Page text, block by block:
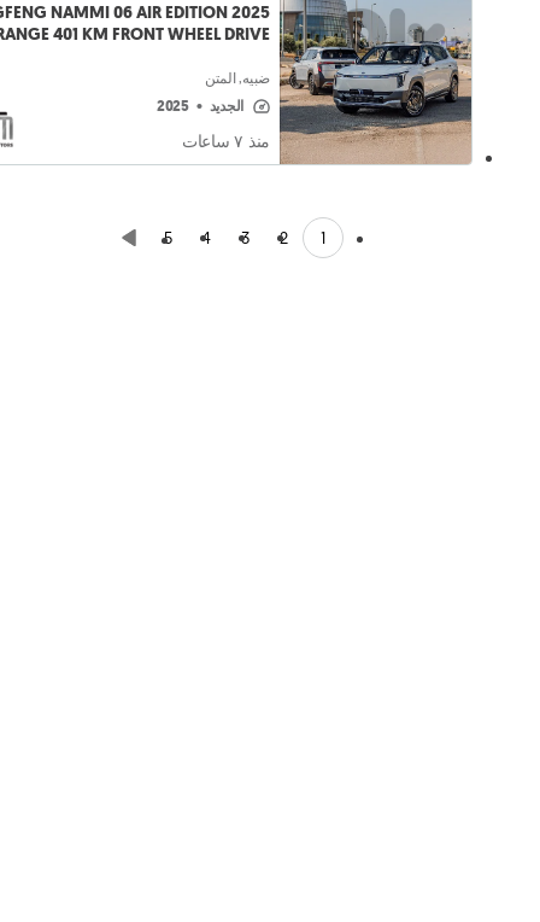
NAMMI 06 AIR EDITION 2025
401 KM FRONT WHEEL DRIVE
ضبيه, المتن
الجديد •
2025
منذ ٧ ساعات
1
2
3
4
5